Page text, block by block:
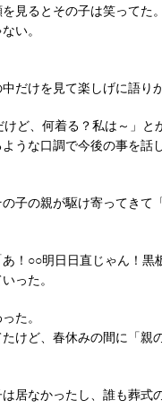
見るとその子は笑ってた。
い。
だけを見て楽しげに語り
ど、何着る？私は～」と
うな口調で今後の事を話
子の親が駆け寄ってきて
！○○明日日直じゃん！
った。
た。
けど、春休みの間に「親
居なかったし、誰も葬式